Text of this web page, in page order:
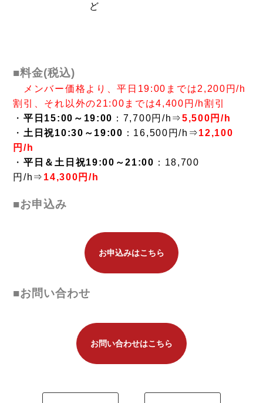
ｻﾎﾟｰﾀｰ
ﾎｰﾑﾀｳﾝ活動
ど
■料金(税込)
メンバー価格より、平日19:00までは2,200円/h
割引、それ以外の21:00までは4,400円/h割引
・平日15:00～19:00 ：7,700円/h⇒5,500円/h
・土日祝10:30～19:00 ：16,500円/h⇒12,100
円/h
・平日＆土日祝19:00～21:00 ：18,700
円/h⇒ 14,300円/h
■お申込み
お申込みはこちら
■お問い合わせ
お問い合わせはこちら